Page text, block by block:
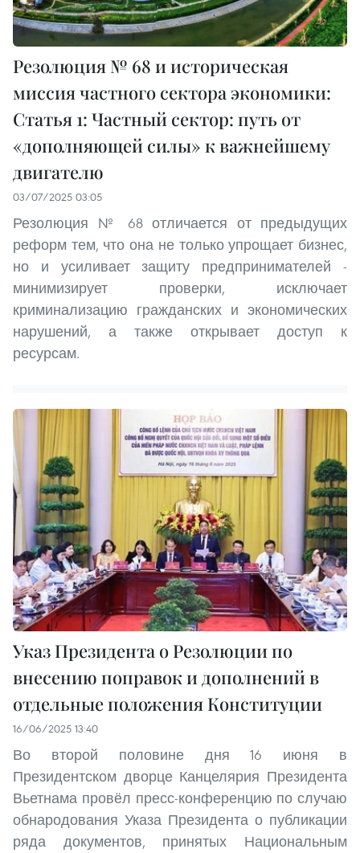
Резолюция № 68 и историческая
миссия частного сектора экономики:
Статья 1: Частный сектор: путь от
«дополняющей силы» к важнейшему
двигателю
03/07/2025 03:05
Резолюция № 68 отличается от предыдущих
реформ тем, что она не только упрощает бизнес,
но и усиливает защиту предпринимателей -
минимизирует проверки, исключает
криминализацию гражданских и экономических
нарушений, а также открывает доступ к
ресурсам.
Указ Президента о Резолюции по
внесению поправок и дополнений в
отдельные положения Конституции
16/06/2025 13:40
Во второй половине дня 16 июня в
Президентском дворце Канцелярия Президента
Вьетнама провёл пресс-конференцию по случаю
обнародования Указа Президента о публикации
ряда документов, принятых Национальным